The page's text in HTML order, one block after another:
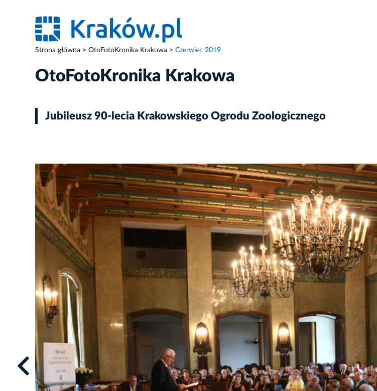
Strona główna OtoFotoKronika Krakowa Czerwiec 2019
OtoFotoKronika Krakowa
Jubileusz 90-lecia Krakowskiego Ogrodu Zoologicznego